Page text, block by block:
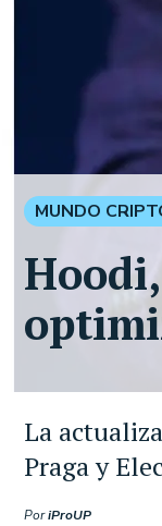
La
Praga y
PoriProUP
MUNDO